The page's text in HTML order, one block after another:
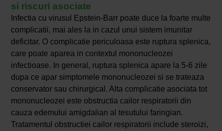
si riscuri asociate
Infectia cu virusul Epstein-Barr poate duce la foarte multe
complicatii, mai ales la in cazul unui sistem imunitar
deficitar. O complicatie periculoasa este ruptura splenica,
care poate aparea in contextul mononucleozei
infectioase. In general, ruptura splenica apare la 5-6 zile
dupa ce apar simptomele mononucleozei si se trateaza
conservator sau chirurgical. Alta complicatie asociata tot
mononucleozei este obstructia cailor respiratorii din
cauza edemului amigdalian al tesutului faringian.
Tratamentul obstructiei cailor respiratorii include steroizi,